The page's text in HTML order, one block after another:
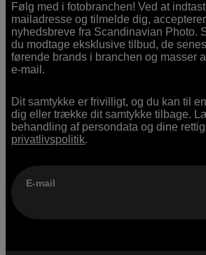
Følg med i fotobranchen! Ved at
mailadresse og tilmelde dig,
nyhedsbreve fra Scandinavian Photo.
du modtage eksklusive tilbud, de
førende brands i branchen og masser
e-mail.
Dit samtykke er frivilligt, og du kan til
dig eller trække dit samtykke tilbage.
behandling af persondata og dine
privatlivspolitik.
E-mail